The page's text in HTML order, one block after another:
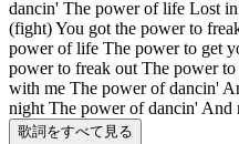
dancin' The power of life Lost
(fight) You got the power to
power of life The power to get
power to freak out The power
with me The power of dancin'
night The power of dancin' And
歌詞をすべて見る